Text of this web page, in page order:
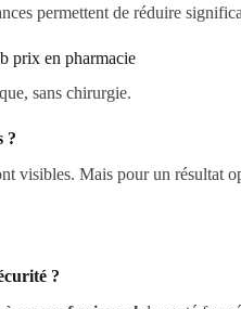
permettent de réduire
prix en pharmacie
sans chirurgie.
?
visibles. Mais pour un résultat
?